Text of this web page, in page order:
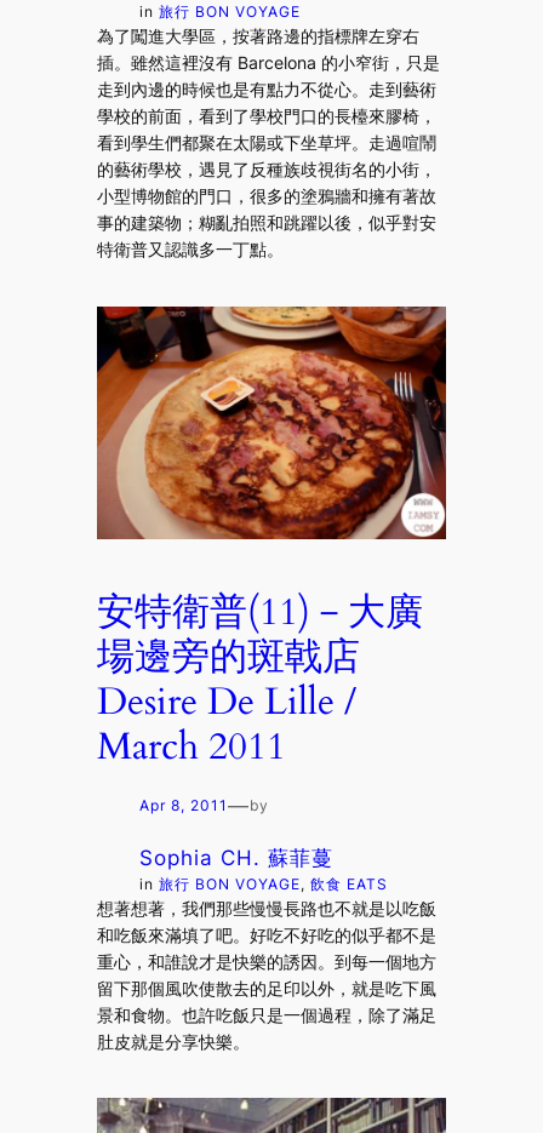
in旅行 BON VOYAGE
為了闖進大學區，按著路邊的指標牌左穿右
插。雖然這裡沒有 Barcelona 的小窄街，只是
走到內邊的時候也是有點力不從心。走到藝術
學校的前面，看到了學校門口的長檯來膠椅，
看到學生們都聚在太陽或下坐草坪。走過喧鬧
的藝術學校，遇見了反種族歧視街名的小街，
小型博物館的門口，很多的塗鴉牆和擁有著故
事的建築物；糊亂拍照和跳躍以後，似乎對安
特衛普又認識多一丁點。
安特衛普(11)－大廣
場邊旁的斑戟店
Desire De Lille /
March 2011
Apr 8, 2011—by
Sophia CH. 蘇菲蔓
in旅行 BON VOYAGE, 飲食 EATS
想著想著，我們那些慢慢長路也不就是以吃飯
和吃飯來滿填了吧。好吃不好吃的似乎都不是
重心，和誰說才是快樂的誘因。到每一個地方
留下那個風吹使散去的足印以外，就是吃下風
景和食物。也許吃飯只是一個過程，除了滿足
肚皮就是分享快樂。